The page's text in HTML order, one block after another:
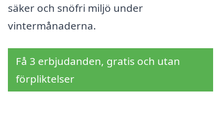
säker och snöfri miljö under
vintermånaderna.
Få 3 erbjudanden, gratis och utan
förpliktelser